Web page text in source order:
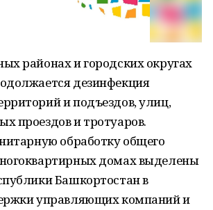
районах и городских округах
дезинфекция
и подъездов, улиц,
проездов и тротуаров.
обработку общего
домах выделены
Башкортостан в
управляющих компаний и